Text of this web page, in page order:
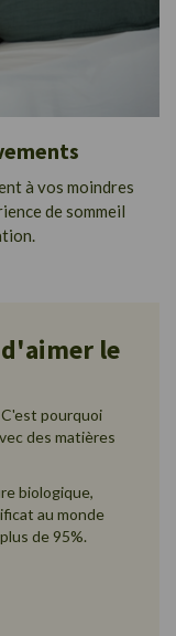
à vos moindres
de sommeil
le
pourquoi
des matières
biologique,
au monde
de 95%.